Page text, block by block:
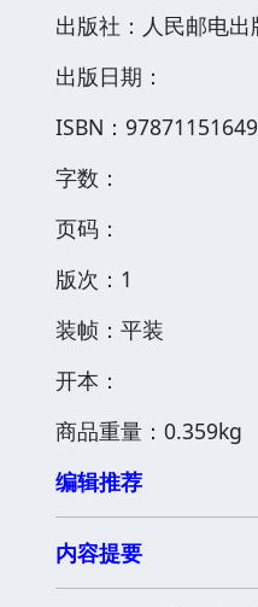
出版社：人民邮电出
出版日期：
ISBN：
字数：
页码：
版次：1
装帧：平装
开本：
商品重量：0.359kg
编辑推荐
内容提要